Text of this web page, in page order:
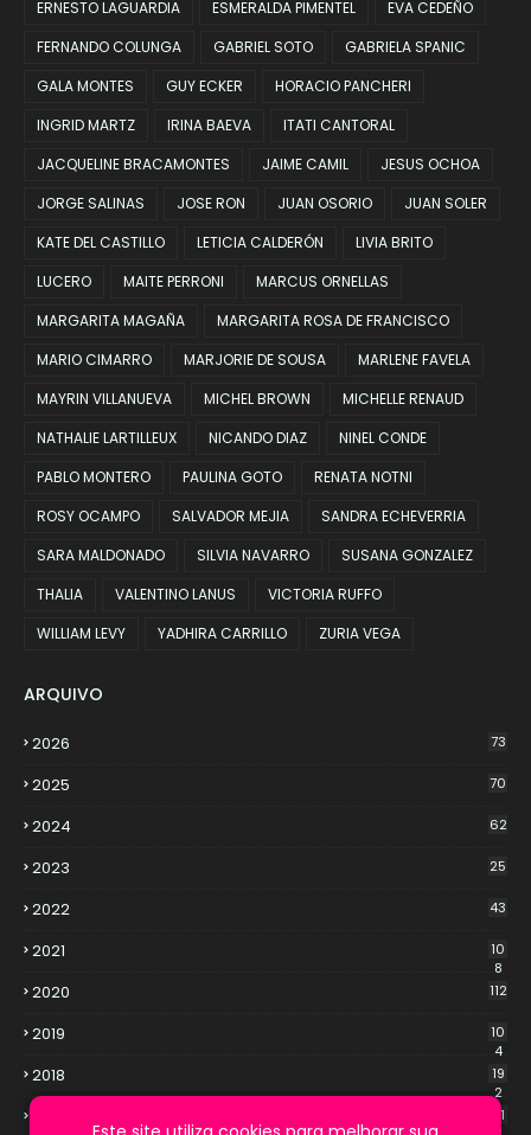
ERNESTO LAGUARDIA
ESMERALDA PIMENTEL
EVA CEDEÑO
FERNANDO COLUNGA
GABRIEL SOTO
GABRIELA SPANIC
GALA MONTES
GUY ECKER
HORACIO PANCHERI
INGRID MARTZ
IRINA BAEVA
ITATI CANTORAL
JACQUELINE BRACAMONTES
JAIME CAMIL
JESUS OCHOA
JORGE SALINAS
JOSE RON JUAN OSORIO
JUAN SOLER
KATE DEL CASTILLO
LETICIA CALDERÓN
LIVIA BRITO
LUCERO
MAITE PERRONI
MARCUS ORNELLAS
MARGARITA MAGAÑA
MARGARITA ROSA DE FRANCISCO
MARIO CIMARRO
MARJORIE DE SOUSA
MARLENE FAVELA
MAYRIN VILLANUEVA
MICHEL BROWN
MICHELLE RENAUD
NATHALIE LARTILLEUX
NICANDO DIAZ
NINEL CONDE
PABLO MONTERO
PAULINA GOTO
RENATA NOTNI
ROSY OCAMPO
SALVADOR MEJIA
SANDRA ECHEVERRIA
SARA MALDONADO
SILVIA NAVARRO
SUSANA GONZALEZ
THALIA
VALENTINO LANUS
VICTORIA RUFFO
WILLIAM LEVY
YADHIRA CARRILLO ZURIA VEGA
ARQUIVO
2026 73
2025 70
2024 62
2023 25
2022 43
2021
10
8
2020 112
2019
10
4
2018
19
2
21